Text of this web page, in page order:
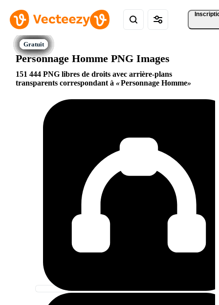
Personnage Homme PNG Images
151 444 PNG libres de droits avec arrière-plans
transparents correspondant à
Personnage Homme